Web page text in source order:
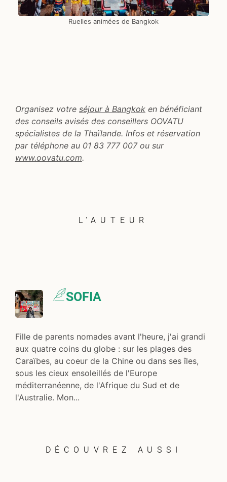
Ruelles animées de Bangkok
Organisez votre séjour à Bangkok en bénéficiant
des conseils avisés des conseillers OOVATU
spécialistes de la Thaïlande. Infos et réservation
par téléphone au 01 83 777 007 ou sur
www.oovatu.com.
L'AUTEUR
SOFIA
Fille de parents nomades avant l'heure, j'ai grandi
aux quatre coins du globe : sur les plages des
Caraïbes, au coeur de la Chine ou dans ses îles,
sous les cieux ensoleillés de l'Europe
méditerranéenne, de l'Afrique du Sud et de
l'Australie. Mon...
DÉCOUVREZ AUSSI